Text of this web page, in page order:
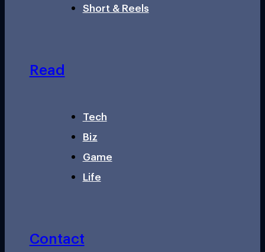
Short & Reels
Read
Tech
Biz
Game
Life
Contact